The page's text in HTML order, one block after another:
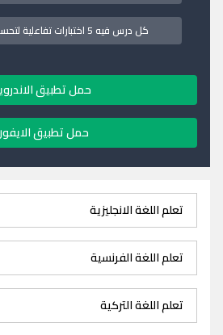
كل درس فيه 5 اختبارات تفاعلية لتحسين اللفظ والنطق
حمل تطبيق
حمل تطبيق
تعلم اللغة الانجليزية
تعلم اللغة الفرنسية
تعلم اللغة التركية